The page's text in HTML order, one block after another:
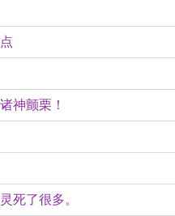
神颤栗！
死了很多。